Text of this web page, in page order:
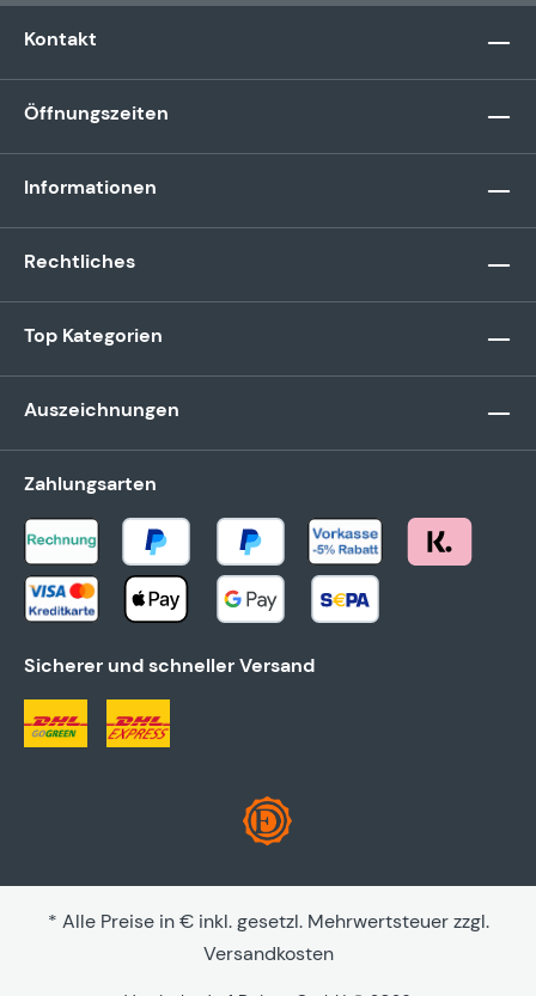
Kontakt
Öffnungszeiten
Informationen
Rechtliches
Top Kategorien
Auszeichnungen
Zahlungsarten
Sicherer und schneller Versand
* Alle Preise in € inkl. gesetzl. Mehrwertsteuer zzgl.
Versandkosten